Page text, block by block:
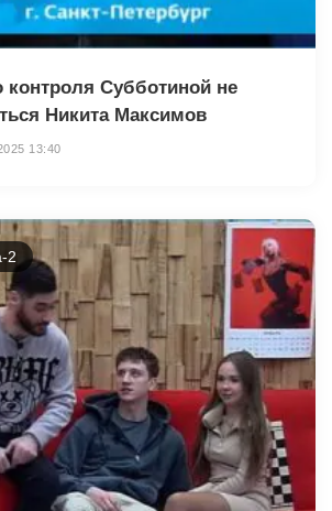
контроля Субботиной не
Никита Максимов
13:40
2